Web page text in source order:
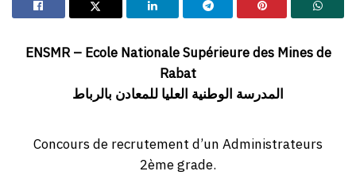
ENSMR – Ecole Nationale Supérieure des Mines de
Rabat
المدرسة الوطنية العليا للمعادن بالرباط
Concours de recrutement d’un Administrateurs
2ème grade.